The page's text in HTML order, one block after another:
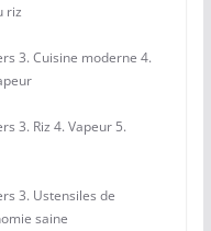
riz
3. Cuisine moderne 4.
3. Riz 4. Vapeur 5.
3. Ustensiles de
saine